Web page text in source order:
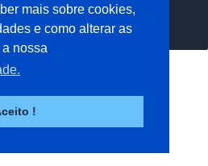
mais sobre cookies,
e como alterar as
nossa
!
& soluções
indústria